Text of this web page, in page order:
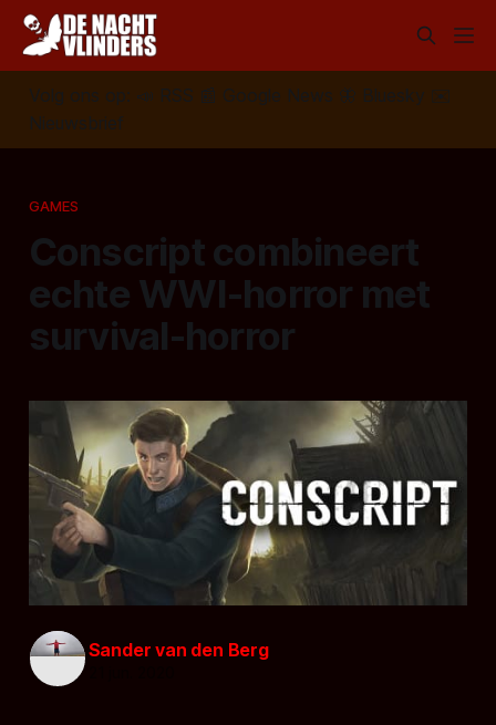
Volg ons op: 📣 RSS 📰 Google News 🦋 Bluesky
✉️
Nieuwsbrief
GAMES
Conscript combineert
echte WWI-horror met
survival-horror
Sander van den Berg